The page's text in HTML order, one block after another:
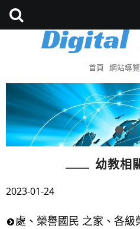
首頁 網站導覽
幼教相
2023-01-24
處、榮譽國民 之家、各